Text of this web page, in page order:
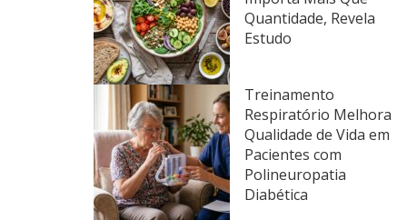
Quantidade, Revela
Estudo
Treinamento
Respiratório Melhora
Qualidade de Vida em
Pacientes com
Polineuropatia
Diabética